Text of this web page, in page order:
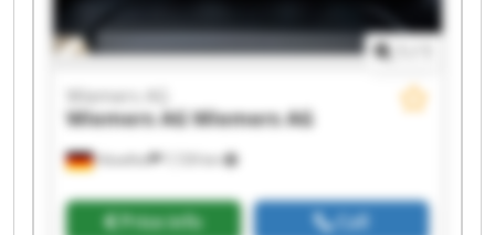
Hövelhof 7,729 km
Wiemers AG
Wiemers AGWiemers AG
Price info Call